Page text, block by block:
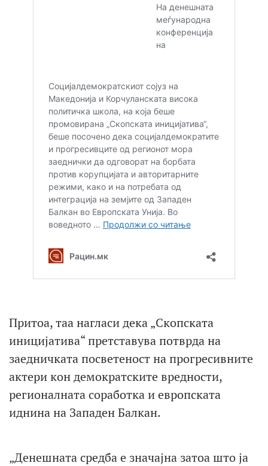
Притоа, таа нагласи дека „Скопската
иницијатива“ претставува потврда на
заедничката посветеност на прогресивните
актери кон демократските вредности,
регионалната соработка и европската
иднина на Западен Балкан.
„Денешната средба е значајна затоа што ја